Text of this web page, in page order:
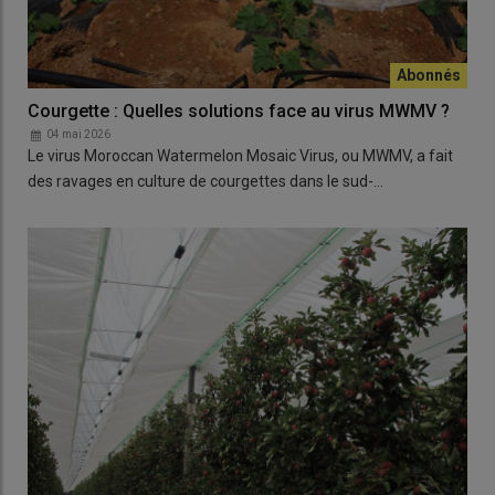
Courgette : Quelles solutions face au virus MWMV ?
04 mai 2026
Le virus Moroccan Watermelon Mosaic Virus, ou MWMV, a fait
des ravages en culture de courgettes dans le sud-…